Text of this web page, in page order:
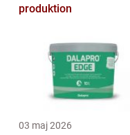
produktion
03 maj 2026